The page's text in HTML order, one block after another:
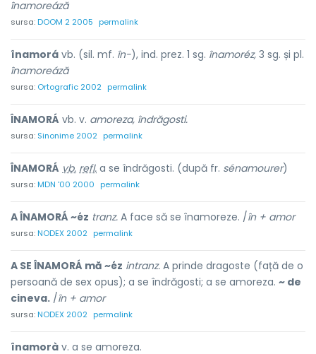
înamoreáză
sursa:DOOM 2 2005 permalink
înamorá vb. (sil. mf. în-), ind. prez. 1 sg. înamoréz, 3 sg. și pl.
înamoreáză
sursa: Ortografic 2002 permalink
ÎNAMORÁ vb. v. amoreza, îndrăgosti.
sursa: Sinonime 2002 permalink
ÎNAMORÁ vb. refl. a se îndrăgosti. (după fr. sénamourer)
sursa:MDN '00 2000 permalink
A ÎNAMORÁ ~éz tranz. A face să se înamoreze. /în + amor
sursa:NODEX 2002 permalink
A SE ÎNAMORÁ mă ~éz intranz. A prinde dragoste (față de o
persoană de sex opus); a se îndrăgosti; a se amoreza. ~ de
cineva. /în + amor
sursa:NODEX 2002 permalink
înamorà v. a se amoreza.